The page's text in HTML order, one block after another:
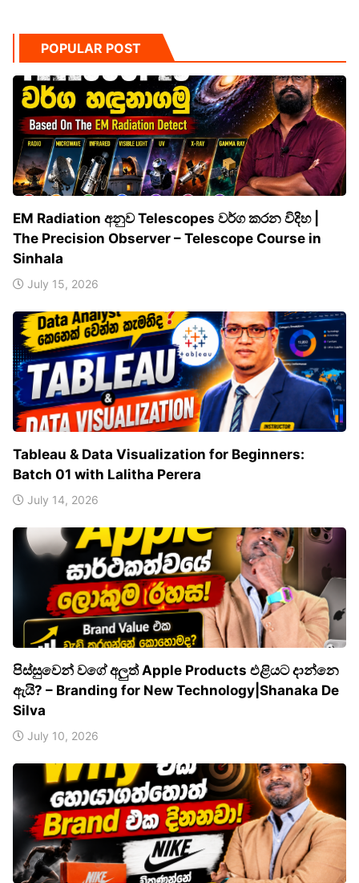
POPULAR POST
EM Radiation අනුව Telescopes වර්ග කරන විදිහ |
The Precision Observer – Telescope Course in
Sinhala
July 15, 2026
Tableau & Data Visualization for Beginners:
Batch 01 with Lalitha Perera
July 14, 2026
පිස්සුවෙන් වගේ අලුත් Apple Products එළියට දාන්නෙ
ඇයි? – Branding for New Technology|Shanaka De
Silva
July 10, 2026